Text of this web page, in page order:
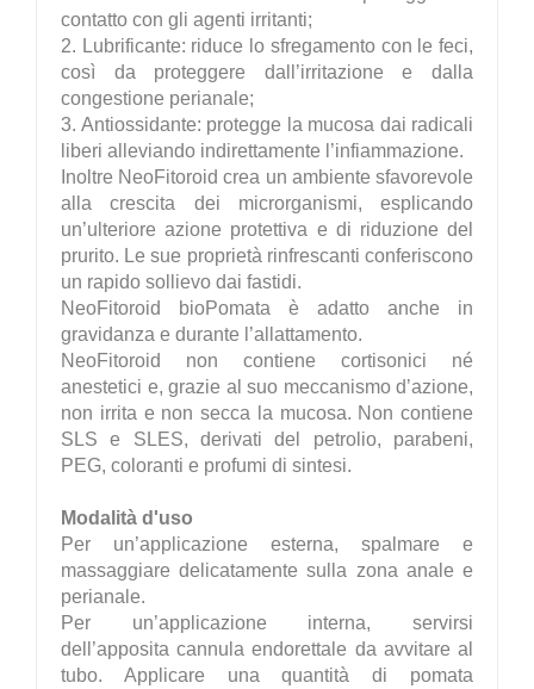
contatto con gli agenti irritanti;
2. Lubrificante: riduce lo sfregamento con le feci,
così da proteggere dall’irritazione e dalla
congestione perianale;
3. Antiossidante: protegge la mucosa dai radicali
liberi alleviando indirettamente l’infiammazione.
Inoltre NeoFitoroid crea un ambiente sfavorevole
alla crescita dei microrganismi, esplicando
un’ulteriore azione protettiva e di riduzione del
prurito. Le sue proprietà rinfrescanti conferiscono
un rapido sollievo dai fastidi.
NeoFitoroid bioPomata è adatto anche in
gravidanza e durante l’allattamento.
NeoFitoroid non contiene cortisonici né
anestetici e, grazie al suo meccanismo d’azione,
non irrita e non secca la mucosa. Non contiene
SLS e SLES, derivati del petrolio, parabeni,
PEG, coloranti e profumi di sintesi.
Modalità d'uso
Per un’applicazione esterna, spalmare e
massaggiare delicatamente sulla zona anale e
perianale.
Per un’applicazione interna, servirsi
dell’apposita cannula endorettale da avvitare al
tubo. Applicare una quantità di pomata